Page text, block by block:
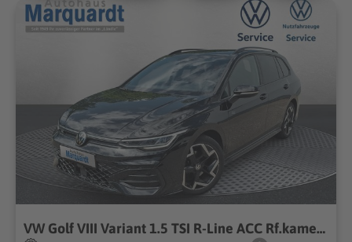
VW Golf VIII Variant 1.5 TSI R-Line ACC Rf.kamera